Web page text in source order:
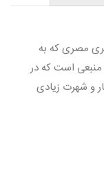
مصرى كه به
است كه در
و شهرت زيادى